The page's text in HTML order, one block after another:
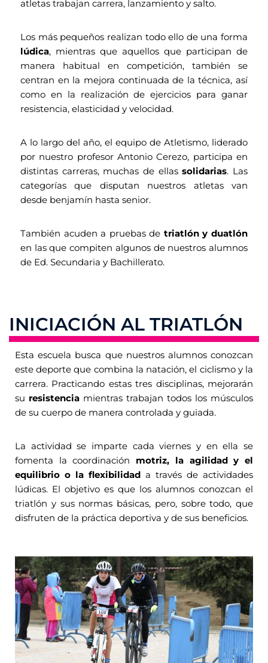
atletas trabajan carrera, lanzamiento y salto.
Los más pequeños realizan todo ello de una forma
lúdica, mientras que aquellos que participan de
manera habitual en competición, también se
centran en la mejora continuada de la técnica, así
como en la realización de ejercicios para ganar
resistencia, elasticidad y velocidad.
A lo largo del año, el equipo de Atletismo, liderado
por nuestro profesor Antonio Cerezo, participa en
distintas carreras, muchas de ellassolidarias. Las
categorías que disputan nuestros atletas van
desde benjamín hasta senior.
También acuden a pruebas de triatlón y duatlón
en las que compiten algunos de nuestros alumnos
de Ed. Secundaria y Bachillerato.
INICIACIÓN AL TRIATLÓN
Esta escuela busca que nuestros alumnos conozcan
este deporte que combina la natación, el ciclismo y la
carrera. Practicando estas tres disciplinas, mejorarán
su resistencia mientras trabajan todos los músculos
de su cuerpo de manera controlada y guiada.
La actividad se imparte cada viernes y en ella se
fomenta la coordinación motriz, la agilidad y el
equilibrio o la flexibilidad a través de actividades
lúdicas. El objetivo es que los alumnos conozcan el
triatlón y sus normas básicas, pero, sobre todo, que
disfruten de la práctica deportiva y de sus beneficios.